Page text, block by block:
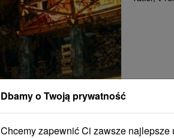
Chata
Dolná
Dbamy o Twoją prywatność
Chcemy zapewnić Ci zawsze